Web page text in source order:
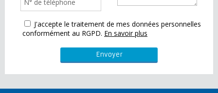
J'accepte le traitement de mes données personnelles
conformément au RGPD. En savoir plus